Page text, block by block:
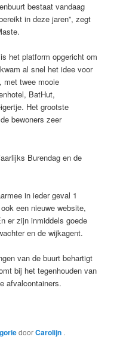
bestaat vandaag
in deze jaren”, zegt
het platform opgericht om
al snel het idee voor
met twee mooie
BatHut,
Het grootste
bewoners zeer
Burendag en de
in ieder geval 1
een nieuwe website,
er zijn inmiddels goede
en de wijkagent.
van de buurt behartigt
bij het tegenhouden van
afvalcontainers.
doorCarolijn .